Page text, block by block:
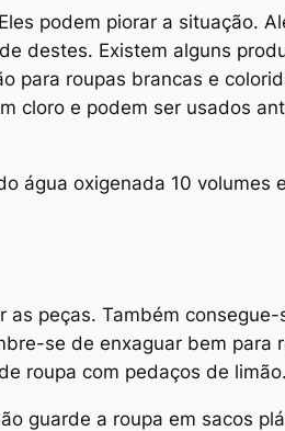
podem piorar a situação.
destes. Existem alguns
para roupas brancas e
cloro e podem ser usados
água oxigenada 10 volumes
peças. Também
se de enxaguar bem para
roupa com pedaços de limão.
guarde a roupa em sacos